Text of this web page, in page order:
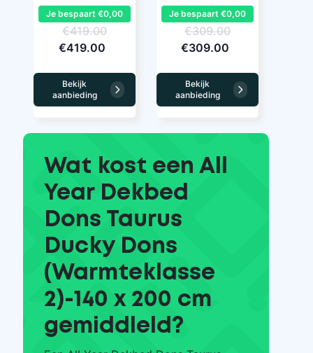
Je bespaart €0,00
€419.00
€419.00
Bekijk
aanbieding
Je bespaart €0,00
€309.00
€309.00
Bekijk
aanbieding
Wat kost een All
Year Dekbed
Dons Taurus
Ducky Dons
(Warmteklasse
2)-140 x 200 cm
gemiddleld?